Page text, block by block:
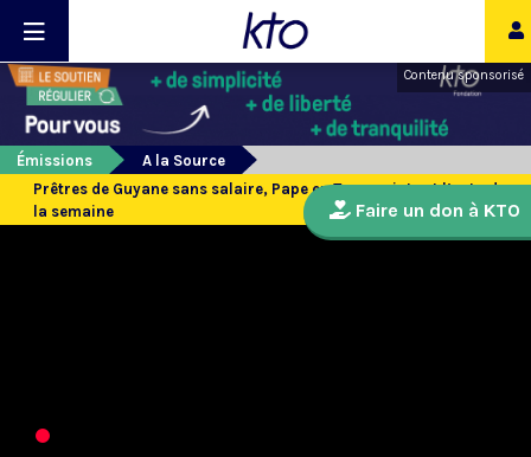
Contenu sponsorisé
Émissions
A la Source
Prêtres de Guyane sans salaire, Pape en Terre sainte et l’actu de
la semaine
Faire un don à KTO